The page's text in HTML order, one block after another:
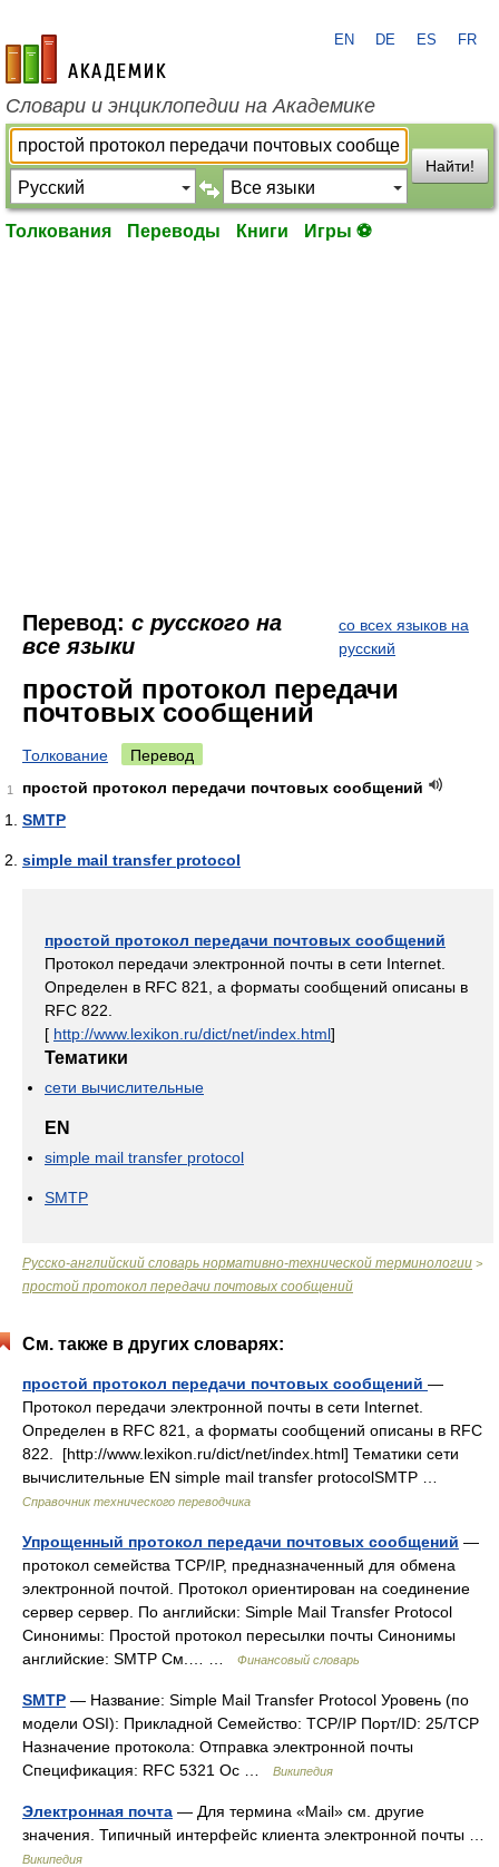
academic.ru
EN DE ES FR
Словари и энциклопедии на Академике
Найти!
Толкования Переводы Книги Игры ⚽
Перевод: с русского на
все языки
со всех языков на
русский
простой протокол передачи
почтовых сообщений
Толкование Перевод
1
простой протокол передачи почтовых сообщений
SMTP
simple mail transfer protocol
простой протокол передачи почтовых сообщений
Протокол передачи электронной почты в сети Internet.
Определен в RFC 821, а форматы сообщений описаны в
RFC 822.
[ http://www.lexikon.ru/dict/net/index.html]
Тематики
сети вычислительные
EN
simple mail transfer protocol
SMTP
Русско-английский словарь нормативно-технической терминологии >
простой протокол передачи почтовых сообщений
См. также в других словарях:
простой протокол передачи почтовых сообщений —
Протокол передачи электронной почты в сети Internet.
Определен в RFC 821, а форматы сообщений описаны в RFC
822. [http://www.lexikon.ru/dict/net/index.html] Тематики сети
вычислительные EN simple mail transfer protocolSMTP …
Справочник технического переводчика
Упрощенный протокол передачи почтовых сообщений —
протокол семейства TCP/IP, предназначенный для обмена
электронной почтой. Протокол ориентирован на соединение
сервер сервер. По английски: Simple Mail Transfer Protocol
Синонимы: Простой протокол пересылки почты Синонимы
английские: SMTP См.… …
Финансовый словарь
SMTP — Название: Simple Mail Transfer Protocol Уровень (по
модели OSI): Прикладной Семейство: TCP/IP Порт/ID: 25/TCP
Назначение протокола: Отправка электронной почты
Спецификация: RFC 5321 Ос …
Википедия
Электронная почта — Для термина «Mail» см. другие
значения. Типичный интерфейс клиента электронной почты …
Википедия